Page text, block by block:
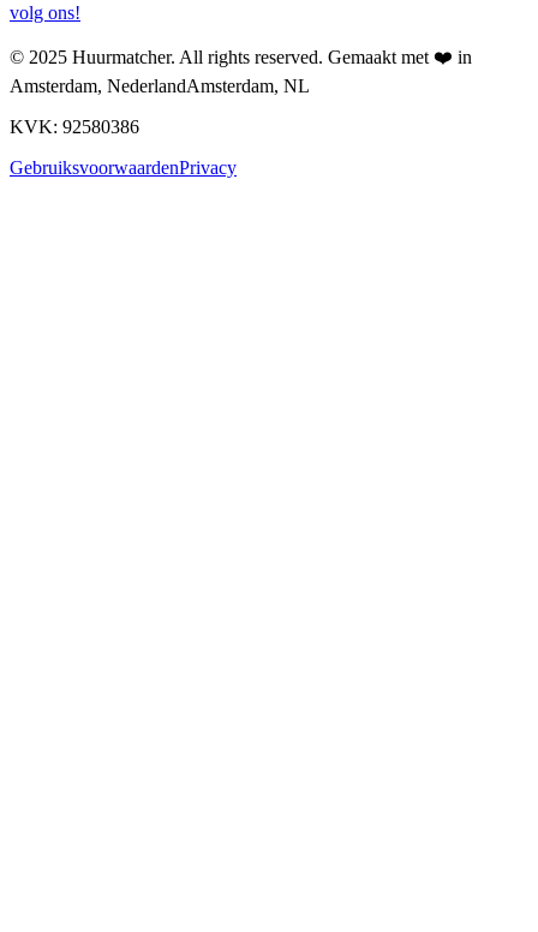
volg ons!
© 2025 Huurmatcher. All rights reserved. Gemaakt met ❤️ in
Amsterdam, NederlandAmsterdam, NL
KVK: 92580386
GebruiksvoorwaardenPrivacy